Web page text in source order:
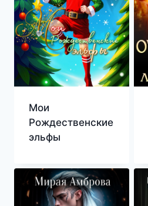
Мои
Рождественские
эльфы